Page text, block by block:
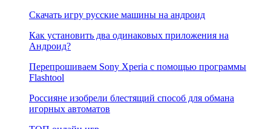
Скачать игру русские машины на андроид
Как установить два одинаковых приложения на
Андроид?
Перепрошиваем Sony Xperia с помощью программы
Flashtool
Россияне изобрели блестящий способ для обмана
игорных автоматов